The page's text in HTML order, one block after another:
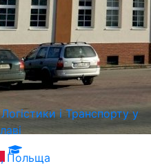
і Транспорту у
Польща